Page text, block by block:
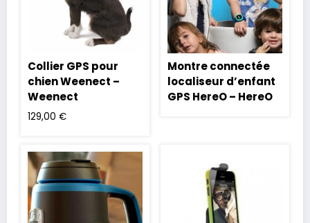
Collier GPS pour
chien Weenect –
Weenect
129,00 €
Montre connectée
localiseur d’enfant
GPS HereO – HereO